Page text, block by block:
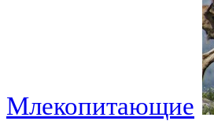
Млекопитающие